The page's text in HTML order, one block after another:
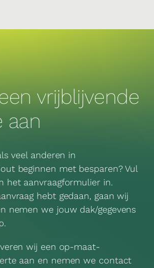
vrijblijvende
aan
veel anderen in
beginnen met besparen? Vul
het aanvraagformulier in.
hebt gedaan, gaan wij
nemen we jouw dak/gegevens
wij een op-maat-
aan en nemen we contact